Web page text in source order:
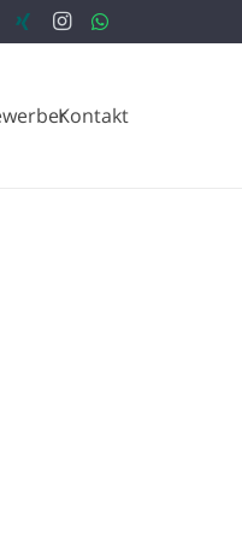
Kontakt